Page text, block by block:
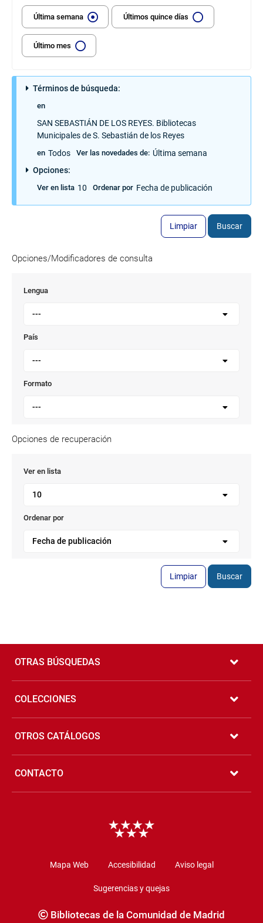
muestra
una
ventana
que
ofrece
listado
de
Ver
novedades
Última semana Últimos quince días
Último mes
Términos de búsqueda:
en
SAN SEBASTIÁN DE LOS REYES. Bibliotecas
Municipales de S. Sebastián de los Reyes
en Todos Ver las novedades de: Última semana
Opciones:
Ver en lista 10 Ordenar por Fecha de publicación
Limpiar Buscar
Opciones/Modificadores de consulta
Lengua
---
País
---
Formato
---
Opciones de recuperación
Ver en lista
10
Ordenar por
Fecha de publicación
Limpiar Buscar
OTRAS BÚSQUEDAS
COLECCIONES
OTROS CATÁLOGOS
CONTACTO
Mapa Web Accesibilidad Aviso legal
Sugerencias y quejas
Bibliotecas de la Comunidad de Madrid